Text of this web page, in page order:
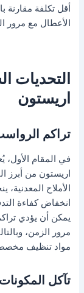
أقل تكلفة مقارنة
الأعطال مع مرور
التحديات
اريستون
تراكم
في المقام
اريستون من أبرز
الأملاح
انخفاض كفاءة
يمكن أن يؤدي
مرور الزمن،
مواد تنظيف
تآكل